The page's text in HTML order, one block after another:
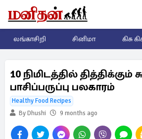
லங்காசிறி சினிமா கிசு
10 நிமிடத்தில் தித்திக்கும்
பாசிப்பருப்பு பலகாரம்
Healthy Food Recipes
By Dhushi
9 months ago